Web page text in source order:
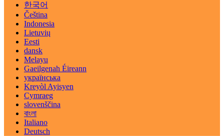
한국어
Čeština
Indonesia
Lietuvių
Eesti
dansk
Melayu
Gaeilgenah Éireann
українська
Kreyòl Ayisyen
Cymraeg
slovenščina
বাংলা
Italiano
Deutsch